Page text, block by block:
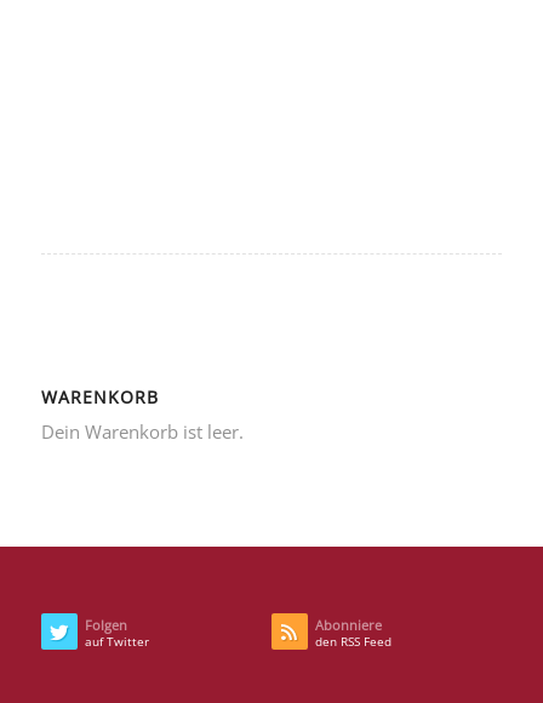
WARENKORB
Dein Warenkorb ist leer.
Folgen
auf Twitter
Abonniere
den RSS Feed